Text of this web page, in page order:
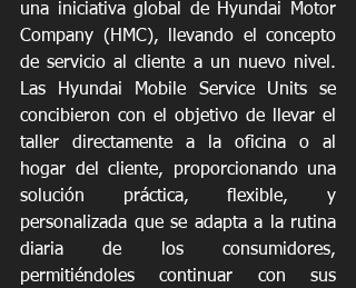
una iniciativa global de Hyundai Motor
Company (HMC), llevando el concepto
de servicio al cliente a un nuevo nivel.
Las Hyundai Mobile Service Units se
concibieron con el objetivo de llevar el
taller directamente a la oficina o al
hogar del cliente, proporcionando una
solución práctica, flexible, y
personalizada que se adapta a la rutina
diaria de los consumidores,
permitiéndoles continuar con sus